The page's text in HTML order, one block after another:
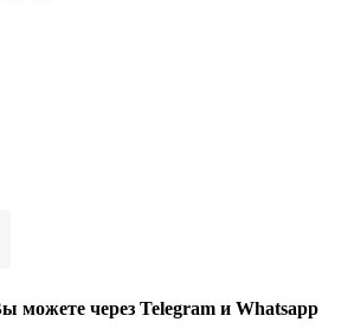
можете через Telegram и Whatsapp